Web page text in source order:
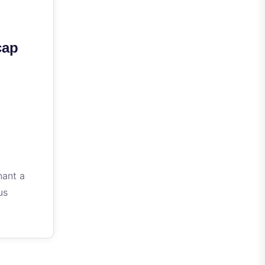
a